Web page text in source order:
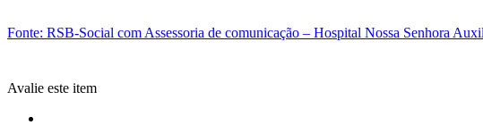
Fonte: RSB-Social com Assessoria de comunicação – Hospital Nossa Senhora
Avalie este item